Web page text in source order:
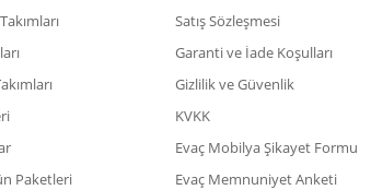
Paketleri
Satış Sözleşmesi
Garanti ve İade Koşulları
Gizlilik ve Güvenlik
KVKK
Evaç Mobilya Şikayet Formu
Evaç Memnuniyet Anketi